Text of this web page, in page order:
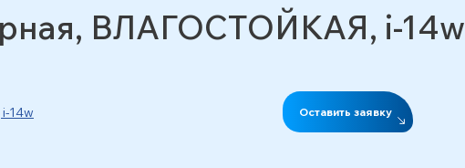
ВЛАГОСТОЙКАЯ, i-14w
Оставить заявку